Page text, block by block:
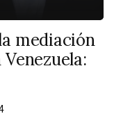
mediación